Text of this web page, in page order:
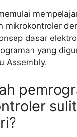
mikrokontroler
dasar
yang
Assembly.
sulit